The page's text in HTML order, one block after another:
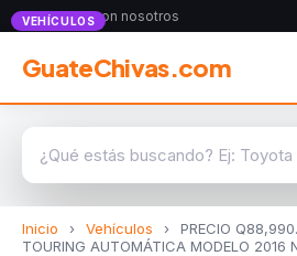
Anunciate con nosotros
GuateChivas.com
Inicio › Vehículos ›
PRECIO
TOURING AUTOMÁTICA MODELO
VEHÍCULOS